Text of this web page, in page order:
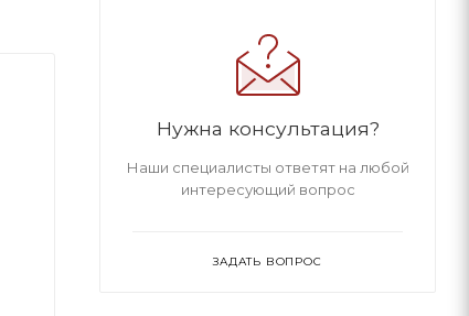
Нужна консультация?
Наши специалисты ответят на любой
интересующий вопрос
ЗАДАТЬ ВОПРОС